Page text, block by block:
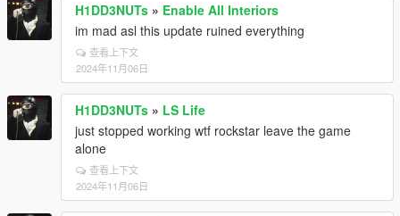
H1DD3NUTs » Enable All Interiors
im mad asl this update ruined everything
查看上下文
2024年11月06日
H1DD3NUTs » LS Life
just stopped working wtf rockstar leave the game
alone
查看上下文
2024年11月06日